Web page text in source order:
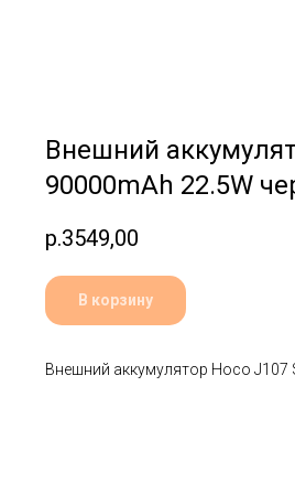
Внешний
90000mAh 22.5W
р.3549,00
В корзину
Внешний аккумулятор Hoco J107